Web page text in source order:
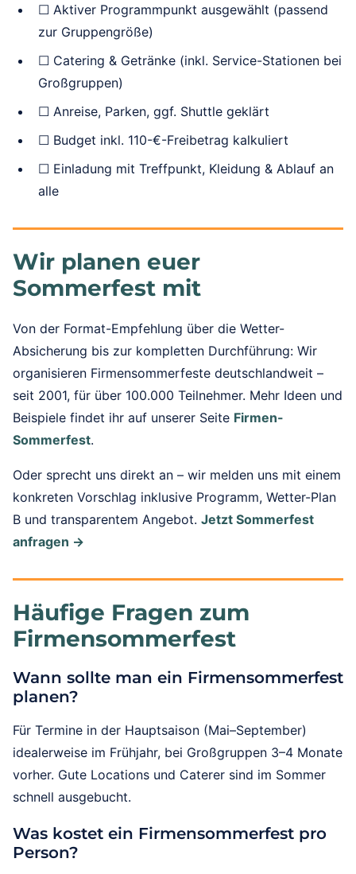
☐ Aktiver Programmpunkt ausgewählt (passend
zur Gruppengröße)
☐ Catering & Getränke (inkl. Service-Stationen bei
Großgruppen)
☐ Anreise, Parken, ggf. Shuttle geklärt
☐ Budget inkl. 110-€-Freibetrag kalkuliert
☐ Einladung mit Treffpunkt, Kleidung & Ablauf an
alle
Wir planen euer
Sommerfest mit
Von der Format-Empfehlung über die Wetter-
Absicherung bis zur kompletten Durchführung: Wir
organisieren Firmensommerfeste deutschlandweit –
seit 2001, für über 100.000 Teilnehmer. Mehr Ideen und
Beispiele findet ihr auf unserer Seite Firmen-
Sommerfest.
Oder sprecht uns direkt an – wir melden uns mit einem
konkreten Vorschlag inklusive Programm, Wetter-Plan
B und transparentem Angebot. Jetzt Sommerfest
anfragen →
Häufige Fragen zum
Firmensommerfest
Wann sollte man ein Firmensommerfest
planen?
Für Termine in der Hauptsaison (Mai–September)
idealerweise im Frühjahr, bei Großgruppen 3–4 Monate
vorher. Gute Locations und Caterer sind im Sommer
schnell ausgebucht.
Was kostet ein Firmensommerfest pro
Person?